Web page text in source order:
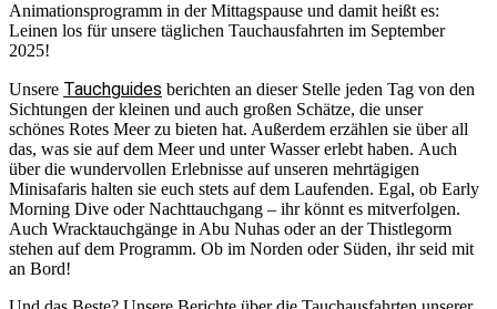
Animationsprogramm in der Mittagspause und damit heißt es:
Leinen los für unsere täglichen Tauchausfahrten im September
2025!
Unsere Tauchguides berichten an dieser Stelle jeden Tag von den
Sichtungen der kleinen und auch großen Schätze, die unser
schönes Rotes Meer zu bieten hat. Außerdem erzählen sie über all
das, was sie auf dem Meer und unter Wasser erlebt haben. Auch
über die wundervollen Erlebnisse auf unseren mehrtägigen
Minisafaris halten sie euch stets auf dem Laufenden. Egal, ob Early
Morning Dive oder Nachttauchgang – ihr könnt es mitverfolgen.
Auch Wracktauchgänge in Abu Nuhas oder an der Thistlegorm
stehen auf dem Programm. Ob im Norden oder Süden, ihr seid mit
an Bord!